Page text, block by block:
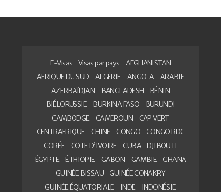
E-Visas Visas par pays
AFGHANISTAN
AFRIQUE DU SUD
ALGÉRIE ANGOLA
ARABIE
AZERBAÏDJAN
BANGLADESH
BÉNIN
BIÉLORUSSIE
BURKINA FASO
BURUNDI
CAMBODGE
CAMEROUN
CAP VERT
CENTRAFRIQUE
CHINE CONGO
CONGO RDC
CORÉE
COTE D’IVOIRE CUBA
DJIBOUTI
ÉGYPTE
ÉTHIOPIE GABON GAMBIE
GHANA
GUINÉE BISSAU
GUINÉE CONAKRY
GUINÉE ÉQUATORIALE
INDE
INDONÉSIE